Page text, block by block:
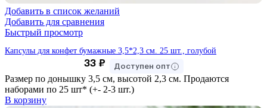
Добавить в список желаний
Добавить для сравнения
Быстрый просмотр
Капсулы для конфет бумажные 3,5*2,3 см. 25 шт., голубой
33 ₽ Доступен опт
Размер по донышку 3,5 см, высотой 2,3 см. Продаются
наборами по 25 шт* (+- 2-3 шт.)
В корзину